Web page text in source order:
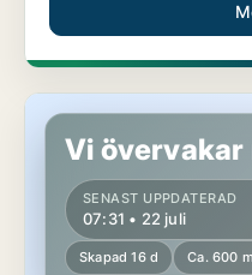
Restaurang i Surahammar
Vi övervakar
SENAST UPPDATERAD
07:31 • 22 juli
Skapad 16 d Ca. 600